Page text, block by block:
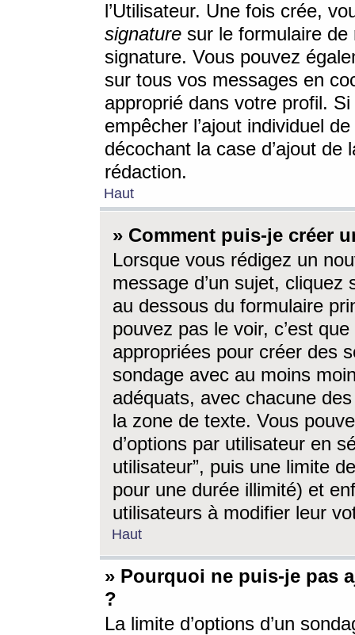
l’Utilisateur. Une fois crée,
signature sur le formulaire de
signature. Vous pouvez
sur tous vos messages en
approprié dans votre profil.
empêcher l’ajout individuel
décochant la case d’ajout
rédaction.
Haut
» Comment puis-je créer
Lorsque vous rédigez un
message d’un sujet, cliquez
au dessous du formulaire
pouvez pas le voir, c’est
appropriées pour créer des
sondage avec au moins
adéquats, avec chacune
la zone de texte. Vous
d’options par utilisateur en
utilisateur”, puis une limite
pour une durée illimité) et
utilisateurs à modifier leur
Haut
» Pourquoi ne puis-je pas
?
La limite d’options d’un